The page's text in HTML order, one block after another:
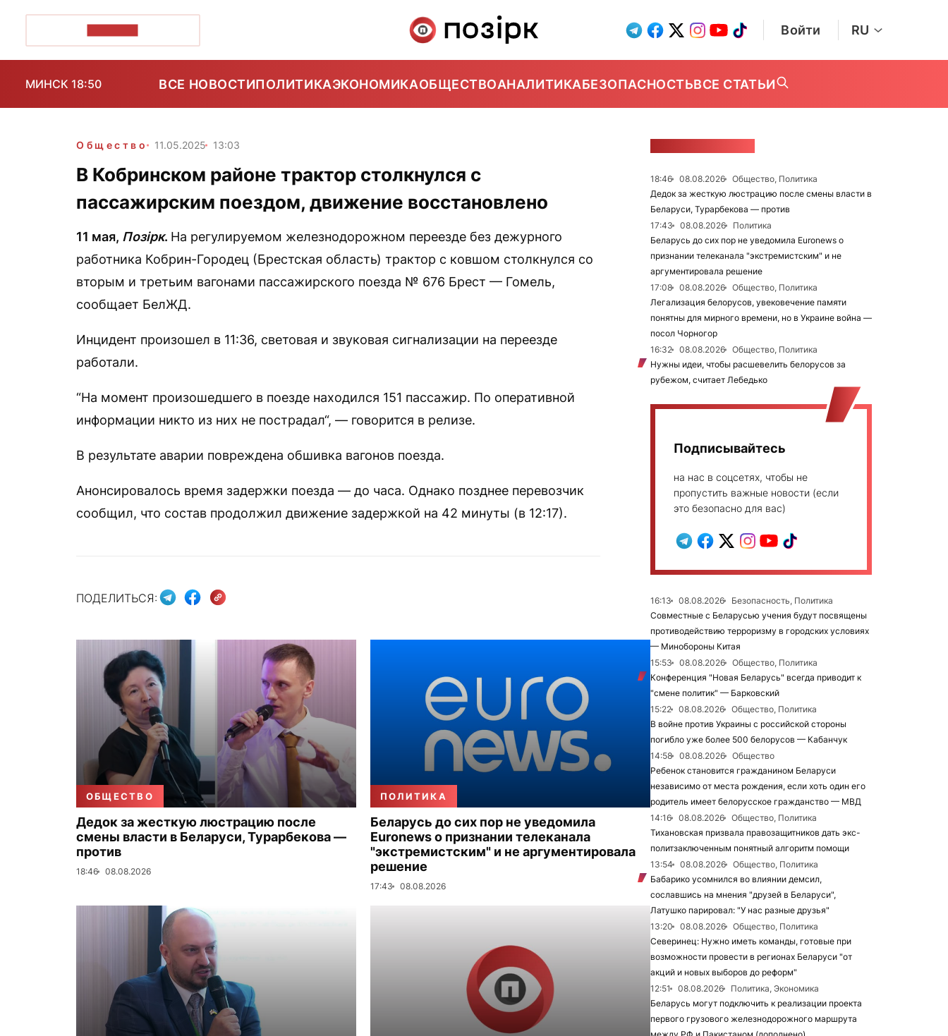
Войти RU
МИНСК 18:50 ВСЕ НОВОСТИПОЛИТИКАЭКОНОМИКАОБЩЕСТВОАНАЛИТИКАБЕЗОПАСНОСТЬВСЕ СТАТЬИ
Общество 11.05.2025 13:03
В Кобринском районе трактор столкнулся с
пассажирским поездом, движение восстановлено
11 мая, Позірк. На регулируемом железнодорожном переезде без дежурного
работника Кобрин-Городец (Брестская область) трактор с ковшом столкнулся со
вторым и третьим вагонами пассажирского поезда № 676 Брест — Гомель,
сообщает БелЖД.
Инцидент произошел в 11:36, световая и звуковая сигнализации на переезде
работали.
“На момент произошедшего в поезде находился 151 пассажир. По оперативной
информации никто из них не пострадал“, — говорится в релизе.
В результате аварии повреждена обшивка вагонов поезда.
Анонсировалось время задержки поезда — до часа. Однако позднее перевозчик
сообщил, что состав продолжил движение задержкой на 42 минуты (в 12:17).
ПОДЕЛИТЬСЯ:
ОБЩЕСТВО
Дедок за жесткую люстрацию после
смены власти в Беларуси, Турарбекова —
против
18:46 08.08.2026
ПОЛИТИКА
Беларусь до сих пор не уведомила
Euronews о признании телеканала
"экстремистским" и не аргументировала
решение
17:43 08.08.2026
18:46 08.08.2026
Общество, Политика
Дедок за жесткую люстрацию после смены власти в
Беларуси, Турарбекова — против
17:43
08.08.2026
Политика
Беларусь до сих пор не уведомила Euronews о
признании телеканала "экстремистским" и не
аргументировала решение
17:08
08.08.2026
Общество, Политика
Легализация белорусов, увековечение памяти
понятны для мирного времени, но в Украине война —
посол Чорногор
16:32
08.08.2026
Общество, Политика
Нужны идеи, чтобы расшевелить белорусов за
рубежом, считает Лебедько
Подписывайтесь
на нас в соцсетях, чтобы не
пропустить важные новости (если
это безопасно для вас)
16:13 08.08.2026
Безопасность, Политика
Совместные с Беларусью учения будут посвящены
противодействию терроризму в городских условиях
— Минобороны Китая
15:53
08.08.2026
Общество, Политика
Конференция "Новая Беларусь" всегда приводит к
"смене политик" — Барковский
15:22
08.08.2026
Общество, Политика
В войне против Украины с российской стороны
погибло уже более 500 белорусов — Кабанчук
14:58
08.08.2026
Общество
Ребенок становится гражданином Беларуси
независимо от места рождения, если хоть один его
родитель имеет белорусское гражданство — МВД
14:16
08.08.2026
Общество, Политика
Тихановская призвала правозащитников дать экс-
политзаключенным понятный алгоритм помощи
13:54
08.08.2026
Общество, Политика
Бабарико усомнился во влиянии демсил,
сославшись на мнения "друзей в Беларуси",
Латушко парировал: "У нас разные друзья"
13:20
08.08.2026
Общество, Политика
Северинец: Нужно иметь команды, готовые при
возможности провести в регионах Беларуси "от
акций и новых выборов до реформ"
12:51
08.08.2026
Политика, Экономика
Беларусь могут подключить к реализации проекта
первого грузового железнодорожного маршрута